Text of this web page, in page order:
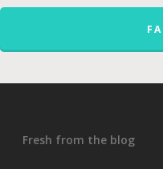
Fresh from the blog